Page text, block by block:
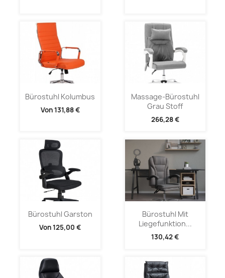
Bürostuhl Kolumbus
Von131,88 €
Massage-Bürostuhl
Grau Stoff
266,28 €
Bürostuhl Garston
Von125,00 €
Bürostuhl Mit
Liegefunktion...
130,42 €